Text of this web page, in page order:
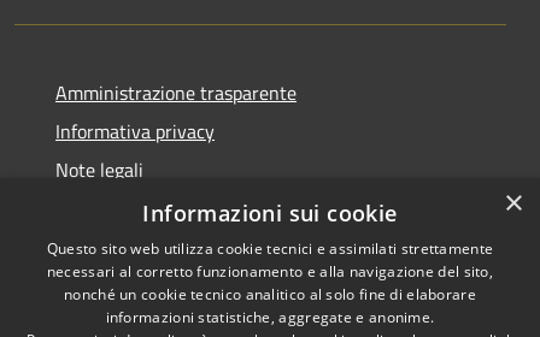
Amministrazione trasparente
Informativa privacy
Note legali
Dichiarazione di accessibilità
RSS Copyright © 2026 • Comune di
×
Informazioni sui cookie
Questo sito web utilizza cookie tecnici e assimilati strettamente
necessari al corretto funzionamento e alla navigazione del sito,
nonché un cookie tecnico analitico al solo fine di elaborare
informazioni statistiche, aggregate e anonime.